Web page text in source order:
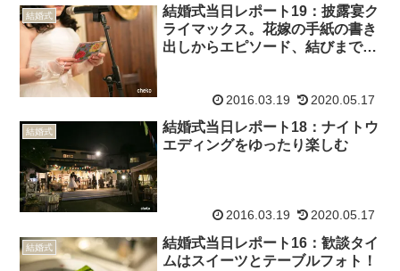
結婚式
結婚式当日レポート19：披露宴ク
ライマックス。花嫁の手紙の書き
出しからエピソード、結びまで全
2016.03.19 2020.05.17
結婚式
結婚式当日レポート18：ナイトウ
エディングをゆったり楽しむ
2016.03.19 2020.05.17
結婚式
結婚式当日レポート16：歓談タイ
ムはスイーツとテーブルフォト！